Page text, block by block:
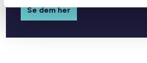
Se dem her